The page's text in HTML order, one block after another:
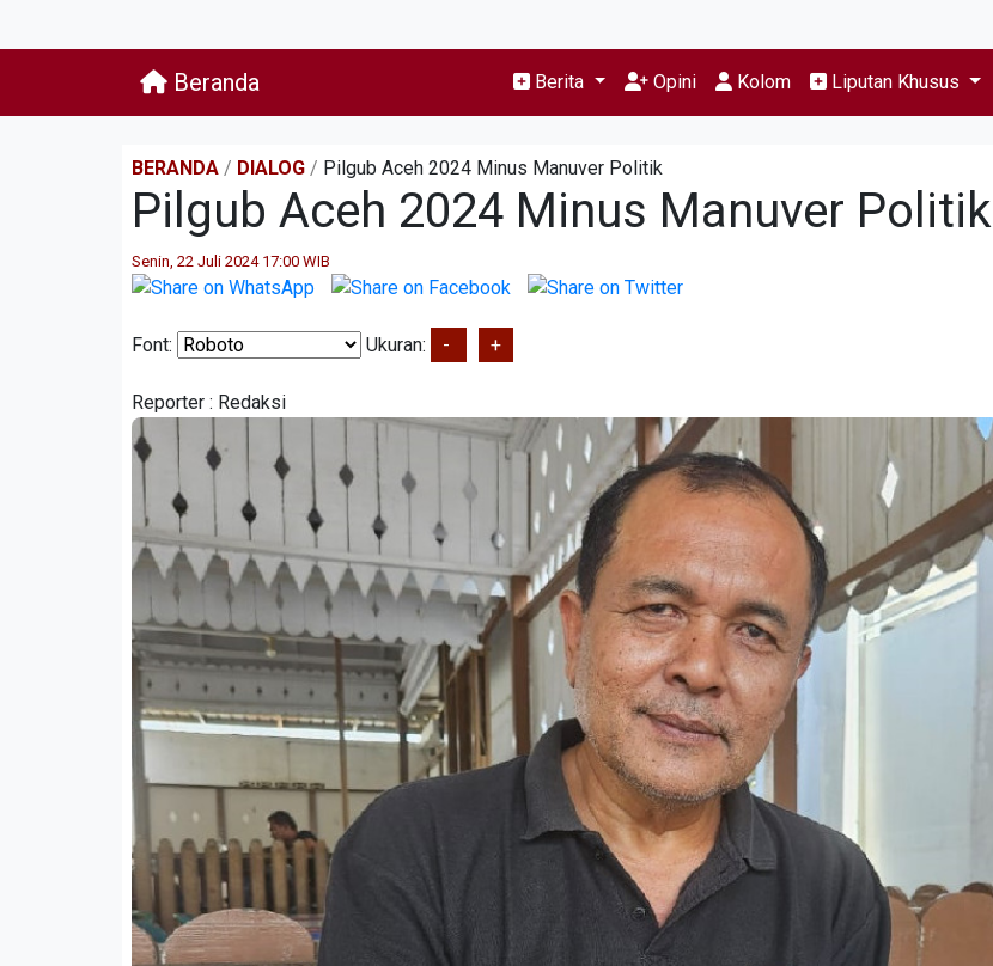
Beranda Berita Opini Kolom Liputan Khusus
BERANDA / DIALOG / Pilgub Aceh 2024 Minus Manuver Politik
Pilgub Aceh 2024 Minus Manuver Politik
Senin, 22 Juli 2024 17:00 WIB
Font: Ukuran: - +
Reporter : Redaksi